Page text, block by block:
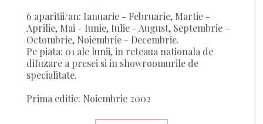
6 aparitii/an: Ianuarie - Februarie, Martie -
Aprilie, Mai - Iunie, Iulie - August, Septembrie -
Octombrie, Noiembrie - Decembrie.
Pe piata: 01 ale lunii, in reteaua nationala de
difuzare a presei si in showroomurile de
specialitate.
Prima editie: Noiembrie 2002